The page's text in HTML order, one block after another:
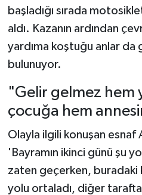
başladığı sırada
aldı. Kazanın ardından
yardıma koştuğu anlar
bulunuyor.
"Gelir gelmez hem
çocuğa hem
Olayla ilgili konuşan esnaf
'Bayramın ikinci günü şu
zaten geçerken, buradaki
yolu ortaladı, diğer